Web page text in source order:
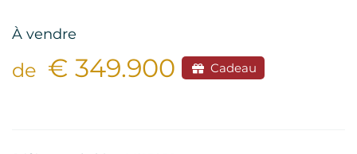
À vendre
de € 349.900 Cadeau